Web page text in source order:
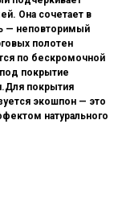
Она сочетает в
— неповторимый
полотен
по бескромочной
под покрытие
покрытия
экошпон — это
натурального